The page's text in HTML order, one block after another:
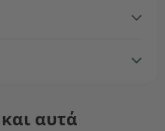
αυτά